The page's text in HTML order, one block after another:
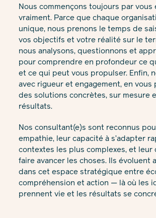
Nous commençons toujours par
vraiment. Parce que chaque
unique, nous prenons le temps de
vos objectifs et votre réalité sur le
nous analysons, questionnons et
pour comprendre en profondeur ce
et ce qui peut vous propulser. Enfin,
avec rigueur et engagement, en vous
des solutions concrètes, sur mesure
résultats.
Nos consultant(e)s sont reconnus
empathie, leur capacité à s’adapter
contextes les plus complexes, et leur
faire avancer les choses. Ils évoluent
dans cet espace stratégique entre
compréhension et action — là où les
prennent vie et les résultats se